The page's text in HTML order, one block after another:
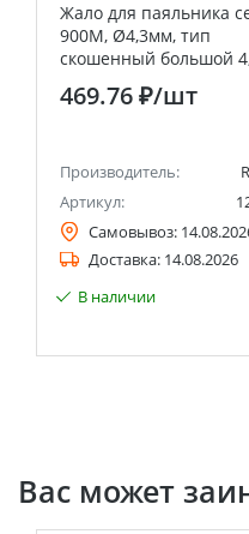
Жало для паяльника
900М, Ø4,3мм, тип
скошенный большой
блистер REXANT
469.76 ₽/шт
Производитель:
Артикул:
Самовывоз:
Доставка: 14.08.2026
В наличии
Вас может